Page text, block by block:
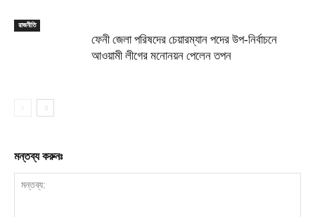
রাজনীতি
ফেনী জেলা পরিষদের চেয়ারম্যান পদের উপ-নির্বাচনে
আওয়ামী লীগের মনোনয়ন পেলেন তপন
মন্তব্য করুনঃ